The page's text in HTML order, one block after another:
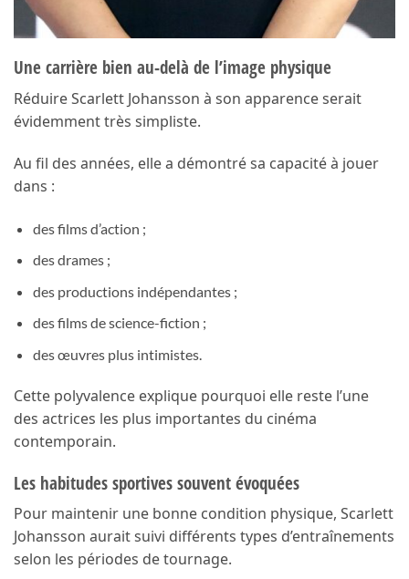
Une carrière bien au-delà de l’image physique
Réduire Scarlett Johansson à son apparence serait
évidemment très simpliste.
Au fil des années, elle a démontré sa capacité à jouer
dans :
des films d’action ;
des drames ;
des productions indépendantes ;
des films de science-fiction ;
des œuvres plus intimistes.
Cette polyvalence explique pourquoi elle reste l’une
des actrices les plus importantes du cinéma
contemporain.
Les habitudes sportives souvent évoquées
Pour maintenir une bonne condition physique, Scarlett
Johansson aurait suivi différents types d’entraînements
selon les périodes de tournage.